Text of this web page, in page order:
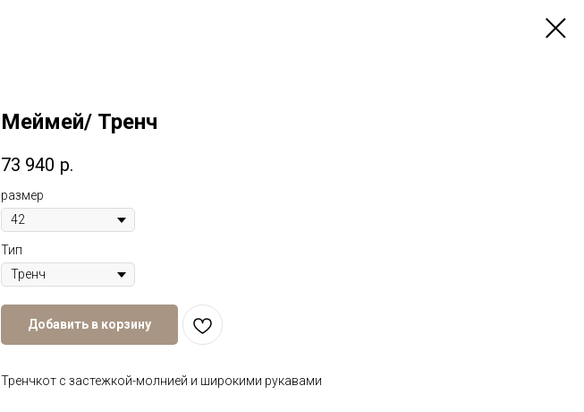
Меймей/ Тренч
73 940 р.
размер
Тип
Добавить в корзину
Тренчкот с застежкой-молнией и широкими рукавами